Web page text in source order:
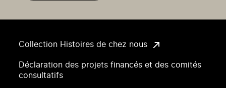
Collection Histoires de chez nous
Déclaration des projets financés et des comités
consultatifs